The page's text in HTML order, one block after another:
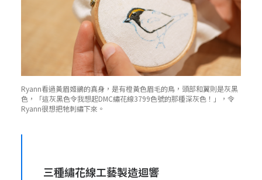
Ryann看過黃眉姬鶲的真身，是有橙黃色眉毛的鳥，頭部和翼則是灰黑
色，「這灰黑色令我想起DMC繡花線3799色號的那種深灰色！」，令
Ryann很想把牠刺繡下來。
三種繡花線工藝製造迴響